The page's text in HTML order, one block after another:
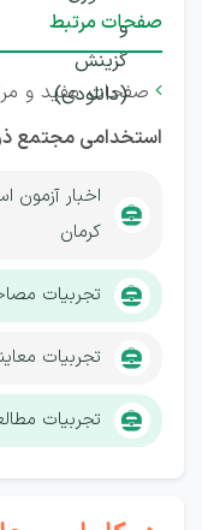
صفحات مرتبط
 صفحات مفید و
استخدامی مجتمع
اخبار
کرمان
تجربیات
تجربیات
تجربیات